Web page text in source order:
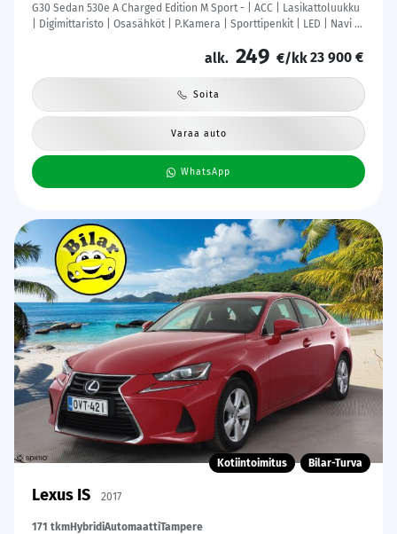
G30 Sedan 530e A Charged Edition M Sport - | ACC | Lasikattoluukku
| Digimittaristo | Osasähköt | P.Kamera | Sporttipenkit | LED | Navi |
alk. 249 €/kk23 900 €
Soita
Varaa auto
WhatsApp
Kotiintoimitus Bilar-Turva
Lexus IS 2017
171 tkmHybridiAutomaattiTampere